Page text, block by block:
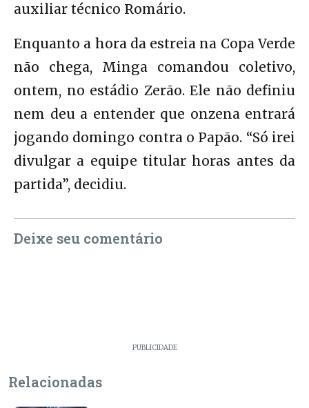
auxiliar técnico Romário.
Enquanto a hora da estreia na Copa Verde
não chega, Minga comandou coletivo,
ontem, no estádio Zerão. Ele não definiu
nem deu a entender que onzena entrará
jogando domingo contra o Papão. “Só irei
divulgar a equipe titular horas antes da
partida”, decidiu.
Deixe seu comentário
PUBLICIDADE
Relacionadas